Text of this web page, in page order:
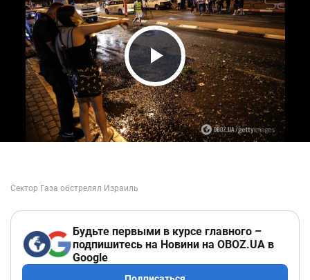
Play Video
Будьте первыми в курсе главного –
подпишитесь на Новини на OBOZ.UA в
Google